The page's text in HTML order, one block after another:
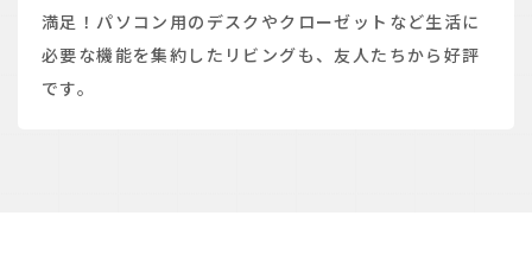
満足！パソコン用のデスクやクローゼットなど生活に
必要な機能を集約したリビングも、友人たちから好評
です。